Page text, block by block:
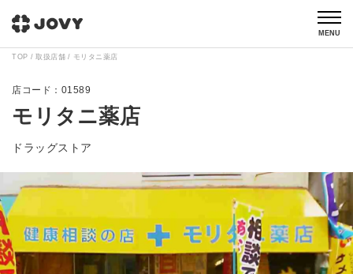
MENU
TOP 取扱店舗 モリタニ薬店
01589
モリタニ薬店
ドラッグストア